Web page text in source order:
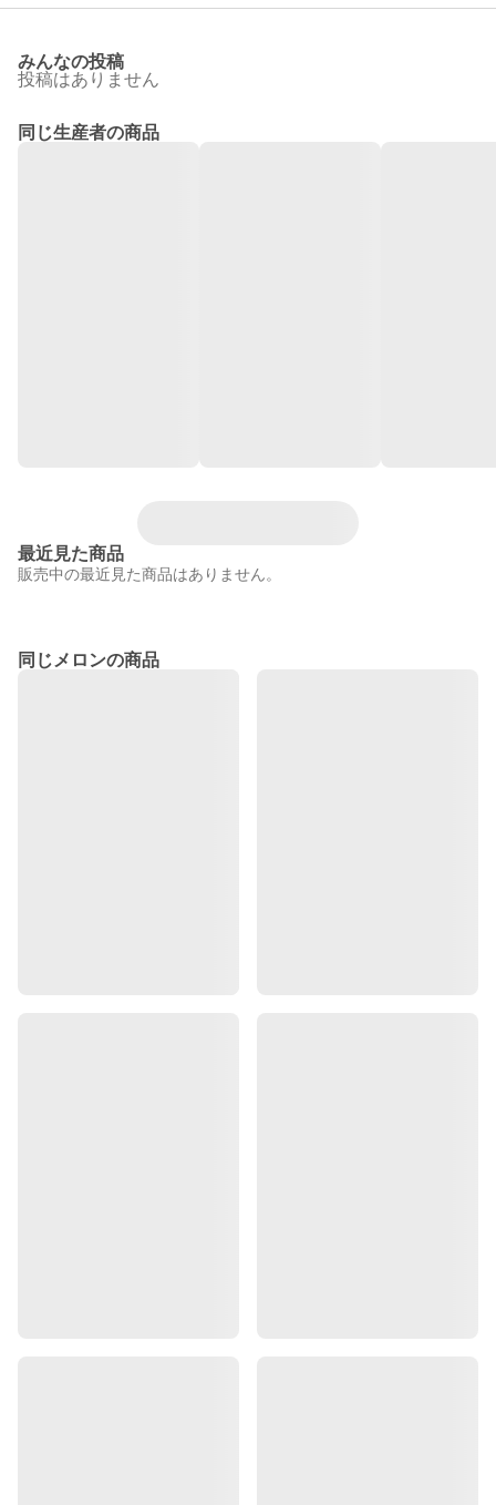
みんなの投稿
投稿はありません
同じ生産者の商品
最近見た商品
販売中の最近見た商品はありません。
同じメロンの商品